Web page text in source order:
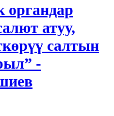
органдар
атуу,
салтын
-